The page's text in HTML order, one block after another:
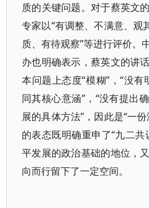
质的关键问题。对于蔡英文
专家以“有调整、不满意、观
质、有待观察”等进行评价。
办也明确表示，蔡英文的讲
本问题上态度“模糊”，“没有
同其核心意涵”，“没有提出
展的具体方法”，因此是“一
的表态既明确重申了“九二
平发展的政治基础的地位，
向而行留下了一定空间。